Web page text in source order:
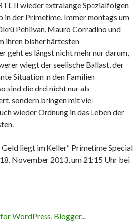
II wieder extralange Spezialfolgen
in der Primetime. Immer montags um
Pehlivan, Mauro Corradino und
ihren bisher härtesten
geht es längst nicht mehr nur darum,
wiegt der seelische Ballast, der
Situation in den Familien
sind die drei nicht nur als
sondern bringen mit viel
wieder Ordnung in das Leben der
liegt im Keller“ Primetime Special
November 2013, um 21:15 Uhr bei